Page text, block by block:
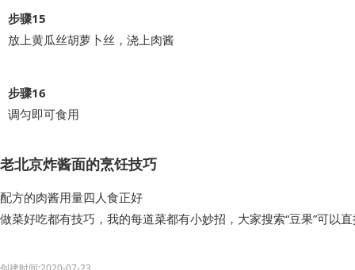
步骤15
放上黄瓜丝胡萝卜丝，浇上肉酱
步骤16
调匀即可食用
老北京炸酱面的烹饪技巧
配方的肉酱用量四人食正好
做菜好吃都有技巧，我的每道菜都有小妙招，大家搜索“豆果”可以